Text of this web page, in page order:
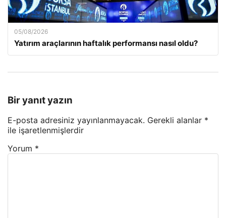
05/08/2026
Yatırım araçlarının haftalık performansı nasıl oldu?
Bir yanıt yazın
E-posta adresiniz yayınlanmayacak. Gerekli alanlar *
ile işaretlenmişlerdir
Yorum *